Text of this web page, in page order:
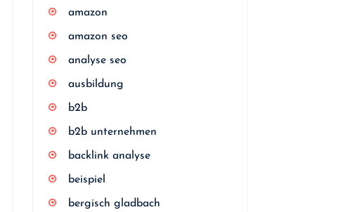
amazon
amazon seo
analyse seo
ausbildung
b2b
b2b unternehmen
backlink analyse
beispiel
bergisch gladbach